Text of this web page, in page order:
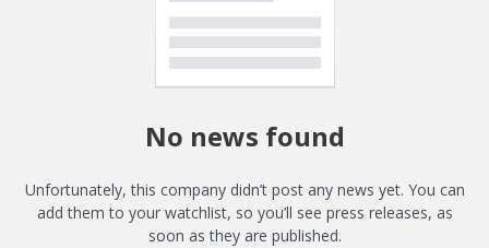
No news found
Unfortunately, this company didn’t post any news yet. You can
add them to your watchlist, so you’ll see press releases, as
soon as they are published.